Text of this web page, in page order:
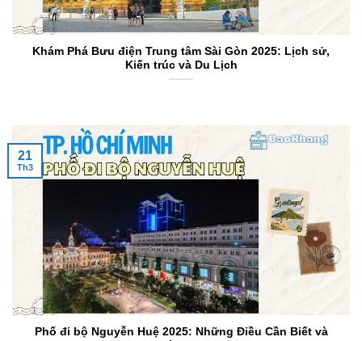
Khám Phá Bưu điện Trung tâm Sài Gòn 2025: Lịch sử,
Kiến trúc và Du Lịch
Phố đi bộ Nguyễn Huệ 2025: Những Điều Cần Biết và
21
Th3